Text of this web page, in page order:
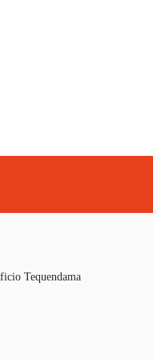
Tequendama